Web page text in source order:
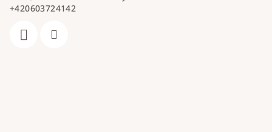
+420603724142